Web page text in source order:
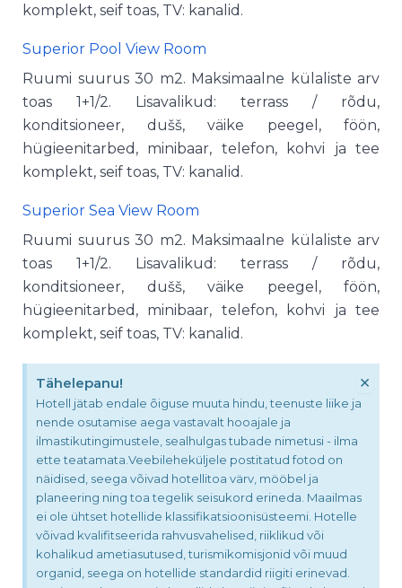
komplekt, seif toas, TV: kanalid.
Superior Pool View Room
Ruumi suurus 30 m2. Maksimaalne külaliste arv
toas 1+1/2. Lisavalikud: terrass / rõdu,
konditsioneer, dušš, väike peegel, föön,
hügieenitarbed, minibaar, telefon, kohvi ja tee
komplekt, seif toas, TV: kanalid.
Superior Sea View Room
Ruumi suurus 30 m2. Maksimaalne külaliste arv
toas 1+1/2. Lisavalikud: terrass / rõdu,
konditsioneer, dušš, väike peegel, föön,
hügieenitarbed, minibaar, telefon, kohvi ja tee
komplekt, seif toas, TV: kanalid.
Tähelepanu!
Hotell jätab endale õiguse muuta hindu, teenuste liike ja
nende osutamise aega vastavalt hooajale ja
ilmastikutingimustele, sealhulgas tubade nimetusi - ilma
ette teatamata.Veebileheküljele postitatud fotod on
näidised, seega võivad hotellitoa värv, mööbel ja
planeering ning toa tegelik seisukord erineda. Maailmas
ei ole ühtset hotellide klassifikatsioonisüsteemi. Hotelle
võivad kvalifitseerida rahvusvahelised, riiklikud või
kohalikud ametiasutused, turismikomisjonid või muud
organid, seega on hotellide standardid riigiti erinevad.
×